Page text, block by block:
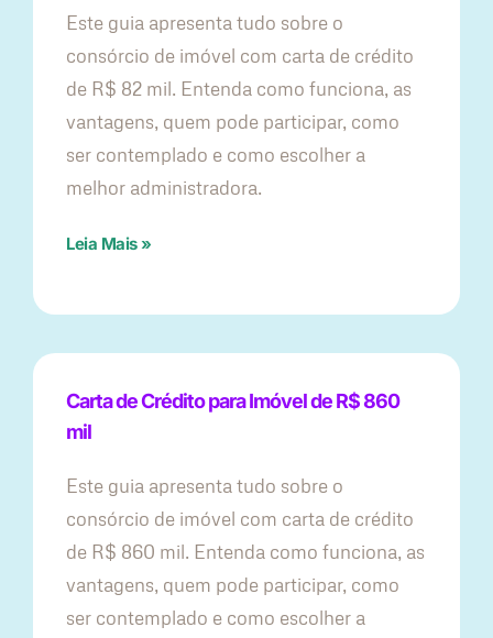
Este guia apresenta tudo sobre o
consórcio de imóvel com carta de crédito
de R$ 82 mil. Entenda como funciona, as
vantagens, quem pode participar, como
ser contemplado e como escolher a
melhor administradora.
Leia Mais »
Carta de Crédito para Imóvel de R$ 860
mil
Este guia apresenta tudo sobre o
consórcio de imóvel com carta de crédito
de R$ 860 mil. Entenda como funciona, as
vantagens, quem pode participar, como
ser contemplado e como escolher a